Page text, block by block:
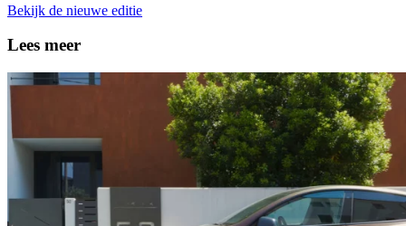
Bekijk de nieuwe editie
Lees meer